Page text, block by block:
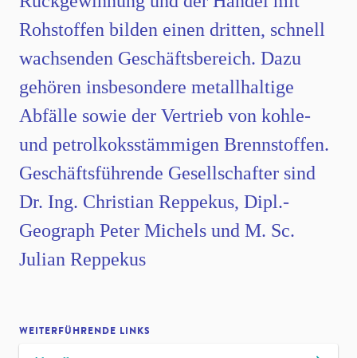
Rohstoffen bilden einen dritten, schnell
wachsenden Geschäftsbereich. Dazu
gehören insbesondere metallhaltige
Abfälle sowie der Vertrieb von kohle-
und petrolkoksstämmigen Brennstoffen.
Geschäftsführende Gesellschafter sind
Dr. Ing. Christian Reppekus, Dipl.-
Geograph Peter Michels und M. Sc.
Julian Reppekus
WEITERFÜHRENDE LINKS